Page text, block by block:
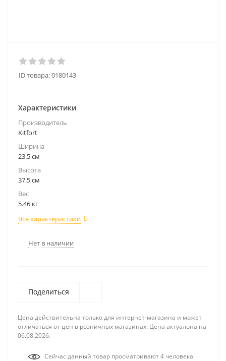
ID товара:0180143
Характеристики
Производитель
Kitfort
Ширина
23.5 см
Высота
37.5 см
Вес
5.46 кг
Все характеристики
Нет в наличии
Поделиться
Цена действительна только для интернет-магазина и может
отличаться от цен в розничных магазинах. Цена актуальна на
06.08.2026.
Сейчас данный товар просматривают 4 человека